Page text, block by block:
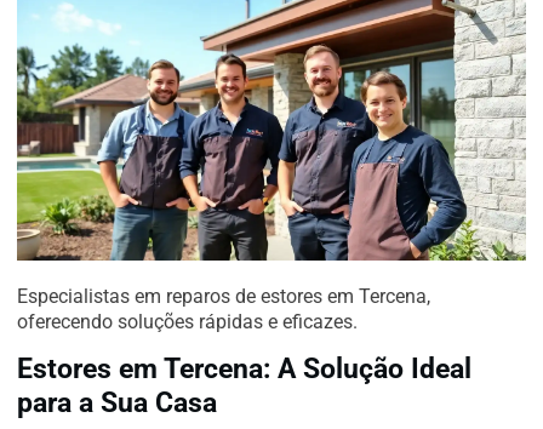
Especialistas em reparos de estores em Tercena,
oferecendo soluções rápidas e eficazes.
Estores em Tercena: A Solução Ideal
para a Sua Casa